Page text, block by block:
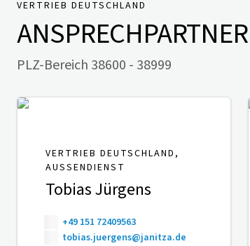
VERTRIEB DEUTSCHLAND
ANSPRECHPARTNER
PLZ-Bereich 38600 - 38999
VERTRIEB DEUTSCHLAND,
AUSSENDIENST
Tobias Jürgens
+49 151 72409563
tobias.juergens@janitza.de